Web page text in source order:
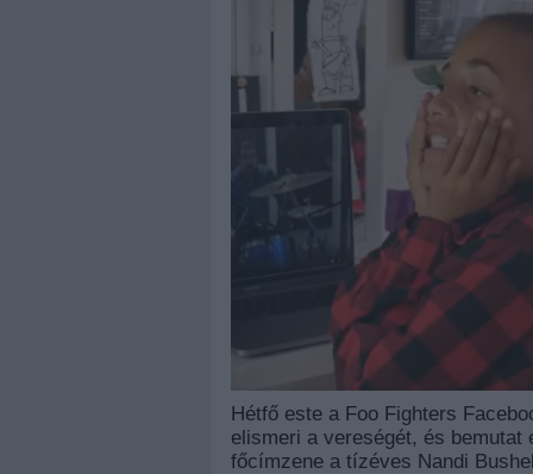
Hétfő este a Foo Fighters
elismeri a vereségét, és bemutat
főcímzene a tízéves Nandi